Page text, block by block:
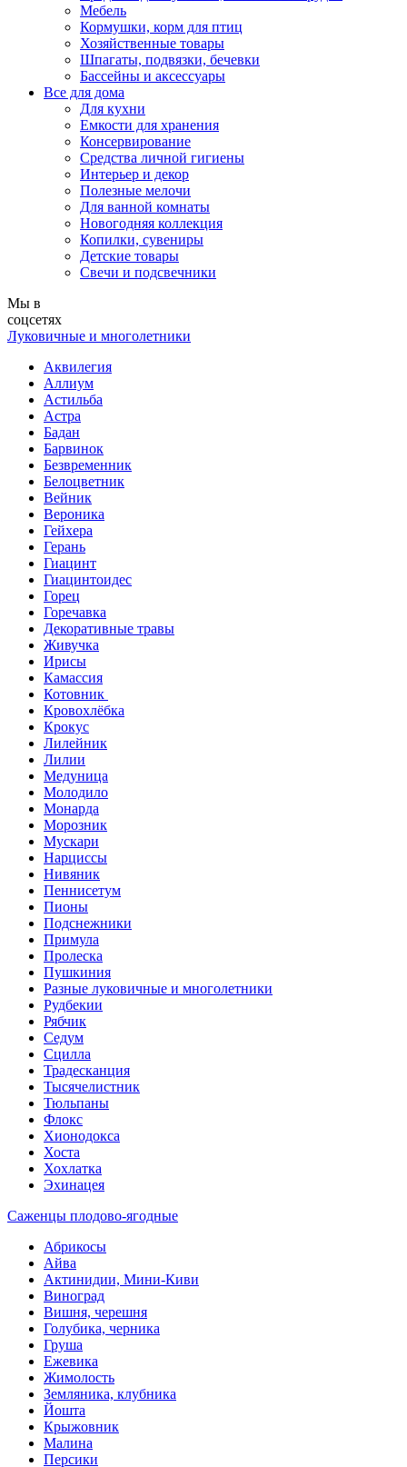
Мебель
Кормушки, корм для птиц
Хозяйственные товары
Шпагаты, подвязки, бечевки
Бассейны и аксессуары
Все для дома
Для кухни
Емкости для хранения
Консервирование
Средства личной гигиены
Интерьер и декор
Полезные мелочи
Для ванной комнаты
Новогодняя коллекция
Копилки, сувениры
Детские товары
Свечи и подсвечники
Мы в
соцсетях
Луковичные и многолетники
Аквилегия
Аллиум
Астильба
Астра
Бадан
Барвинок
Безвременник
Белоцветник
Вейник
Вероника
Гейхера
Герань
Гиацинт
Гиацинтоидес
Горец
Горечавка
Декоративные травы
Живучка
Ирисы
Камассия
Котовник
Кровохлёбка
Крокус
Лилейник
Лилии
Медуница
Молодило
Монарда
Морозник
Мускари
Нарциссы
Нивяник
Пеннисетум
Пионы
Подснежники
Примула
Пролеска
Пушкиния
Разные луковичные и многолетники
Рудбекии
Рябчик
Седум
Сцилла
Традесканция
Тысячелистник
Тюльпаны
Флокс
Хионодокса
Хоста
Хохлатка
Эхинацея
Саженцы плодово-ягодные
Абрикосы
Айва
Актинидии, Мини-Киви
Виноград
Вишня, черешня
Голубика, черника
Груша
Ежевика
Жимолость
Земляника, клубника
Йошта
Крыжовник
Малина
Персики